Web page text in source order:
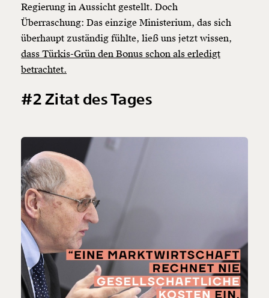
Regierung in Aussicht gestellt. Doch
Überraschung: Das einzige Ministerium, das sich
überhaupt zuständig fühlte, ließ uns jetzt wissen,
dass Türkis-Grün den Bonus schon als erledigt
betrachtet.
#2 Zitat des Tages